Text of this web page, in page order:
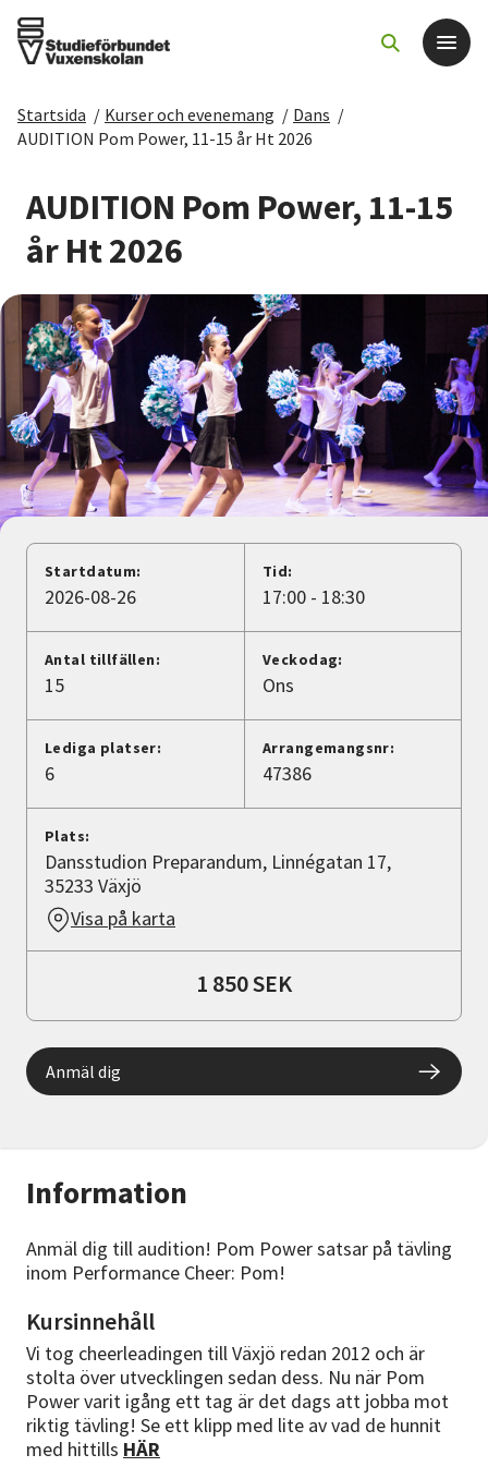
Det här gör vi
För dig som
Sök kurser och evenemang
Om SV
Starta studiecirkel
Cirkelledare
Nyheter
Avdelningar
Lyssna
Startsida / Kurser och evenemang / Dans /
AUDITION Pom Power, 11-15 år Ht 2026
AUDITION Pom Power, 11-15
år Ht 2026
Information
Anmäl dig till audition! Pom Power satsar på tävling
inom Performance Cheer: Pom!
Kursinnehåll
Vi tog cheerleadingen till Växjö redan 2012 och är
stolta över utvecklingen sedan dess. Nu när Pom
Power varit igång ett tag är det dags att jobba mot
riktig tävling! Se ett klipp med lite av vad de hunnit
med hittills HÄR
Startdatum:
2026-08-26
Tid:
17:00 - 18:30
Antal tillfällen:
15
Veckodag:
Ons
Lediga platser:
6
Arrangemangsnr:
47386
Plats:
Dansstudion Preparandum, Linnégatan 17,
35233 Växjö
Visa på karta
1 850 SEK
Anmäl dig